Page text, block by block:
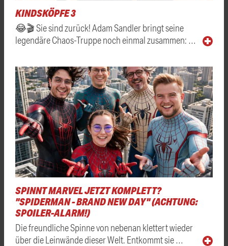
KINDSKÖPFE 3
😂🎬 Sie sind zurück! Adam Sandler bringt seine
legendäre Chaos-Truppe noch einmal zusammen: …
SPINNT MARVEL JETZT KOMPLETT?
"SPIDERMAN - BRAND NEW DAY" (ACHTUNG:
SPOILER-ALARM!)
Die freundliche Spinne von nebenan klettert wieder
über die Leinwände dieser Welt. Entkommt sie …